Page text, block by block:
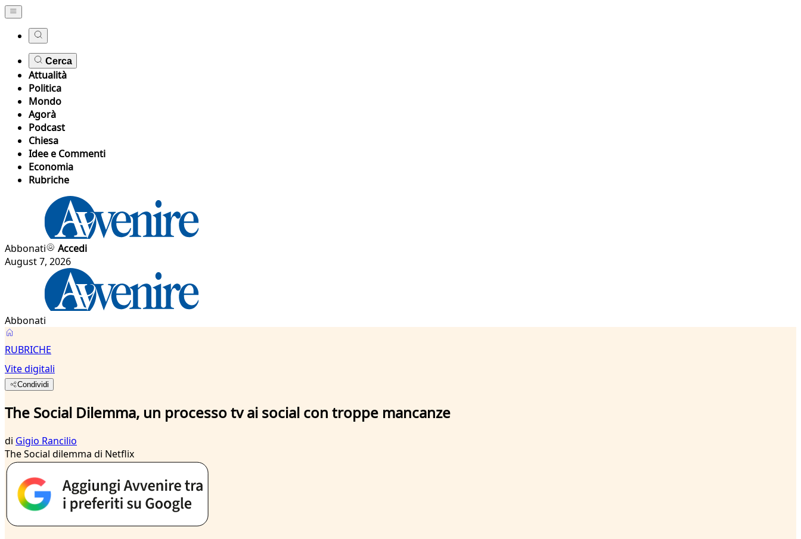
Cerca
Attualità
Politica
Mondo
Agorà
Podcast
Chiesa
Idee e Commenti
Economia
Rubriche
Abbonati
Accedi
August 7, 2026
Abbonati
RUBRICHE
Vite digitali
Condividi
The Social Dilemma, un processo tv ai social con troppe mancanze
di Gigio Rancilio
The Social dilemma di Netflix